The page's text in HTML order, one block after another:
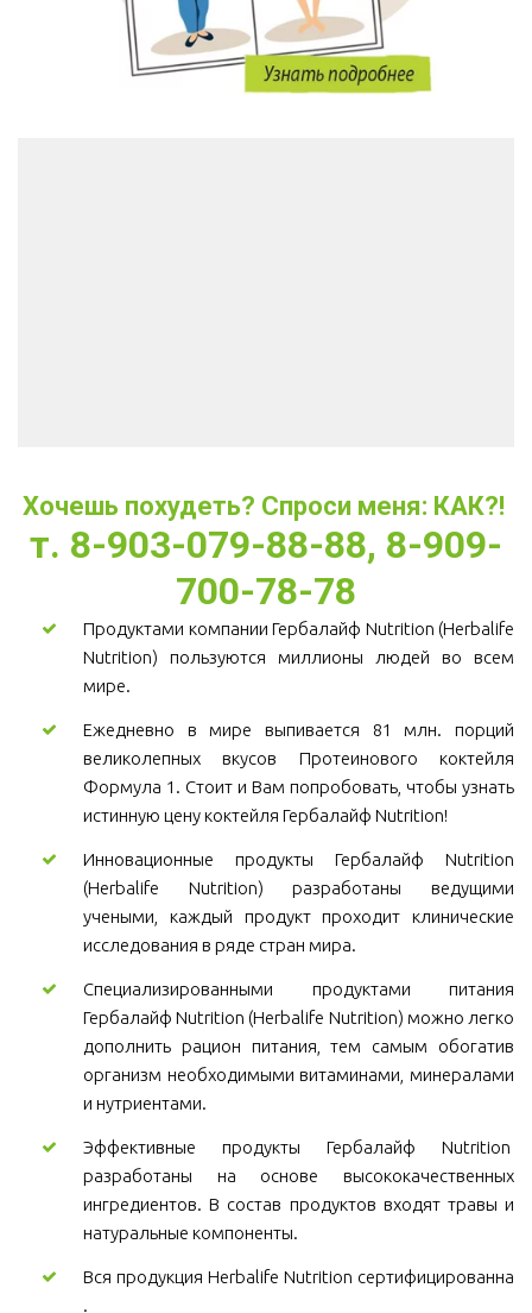
Хочешь похудеть? Спроси меня: КАК?!
т. 8-903-079-88-88, 8-909-
700-78-78
Продуктами компании Гербалайф Nutrition (Herbalife
Nutrition) пользуются миллионы людей во всем
мире.
Ежедневно в мире выпивается 81 млн. порций
великолепных вкусов Протеинового коктейля
Формула 1. Стоит и Вам попробовать, чтобы узнать
истинную цену коктейля Гербалайф Nutrition!
Инновационные продукты Гербалайф Nutrition
(Herbalife Nutrition) разработаны ведущими
учеными, каждый продукт проходит клинические
исследования в ряде стран мира.
Специализированными продуктами питания
Гербалайф Nutrition (Herbalife Nutrition) можно легко
дополнить рацион питания, тем самым обогатив
организм необходимыми витаминами, минералами
и нутриентами.
Эффективные продукты Гербалайф Nutrition
разработаны на основе высококачественных
ингредиентов. В состав продуктов входят травы и
натуральные компоненты.
Вся продукция Herbalife Nutrition сертифицированна
.